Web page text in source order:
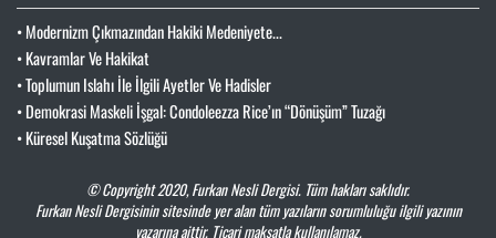
• Modernizm Çıkmazından Hakiki Medeniyete...
• Kavramlar Ve Hakikat
• Toplumun Islahı İle İlgili Ayetler Ve Hadisler
• Demokrasi Maskeli İşgal: Condoleezza Rice’ın “Dönüşüm” Tuzağı
• Küresel Kuşatma Sözlüğü
© Copyright 2020,Furkan Nesli Dergisi. Tüm hakları saklıdır.
Furkan Nesli Dergisinin sitesinde yer alan tüm yazıların sorumluluğu ilgili yazının
yazarına aittir. Ticari maksatla kullanılamaz.